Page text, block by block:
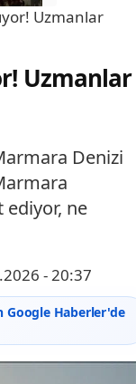
Uzmanlar
Uzmanlar
Denizi
ediyor, ne
- 20:37
Google Haberler'de